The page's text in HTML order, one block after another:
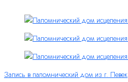
Запись в паломнический дом из г. Певек